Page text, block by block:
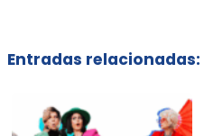
Entradas relacionadas: